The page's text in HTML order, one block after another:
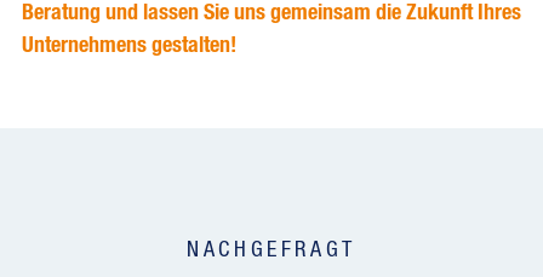
Beratung und lassen Sie uns gemeinsam die Zukunft Ihres
Unternehmens gestalten!
NACHGEFRAGT